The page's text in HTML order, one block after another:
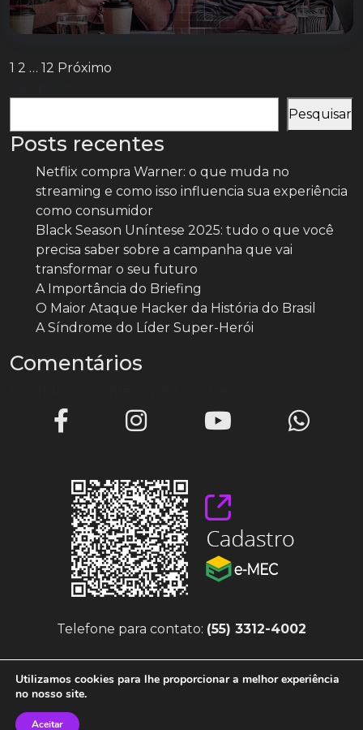
Paginação
de
1 2 … 12 Próximo
Pesquisar
Posts recentes
Netflix compra Warner: o que muda no
streaming e como isso influencia sua experiência
como consumidor
Black Season Uníntese 2025: tudo o que você
precisa saber sobre a campanha que vai
transformar o seu futuro
A Importância do Briefing
O Maior Ataque Hacker da História do Brasil
A Síndrome do Líder Super-Herói
Comentários
Telefone para contato: (55) 3312-4002
Utilizamos cookies para lhe proporcionar a melhor experiência
no nosso site.
Aceitar